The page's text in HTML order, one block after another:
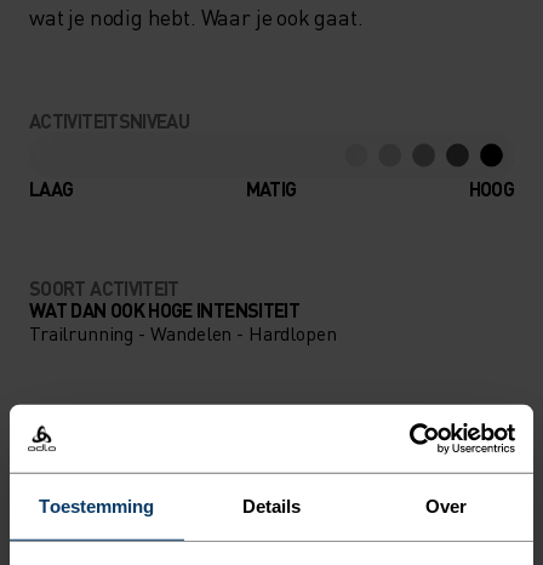
Toestemming Details Over
wat je nodig hebt. Waar je ook gaat.
ACTIVITEITSNIVEAU
LAAG MATIG HOOG
SOORT ACTIVITEIT
WAT DAN OOK HOGE INTENSITEIT
Trailrunning - Wandelen - Hardlopen
MATERIAAL
POLYAMIDE
Polyamide wordt ook wel nylon genoemd en is een
geweldig materiaal voor sportkleding. Het is stevig, licht
zit zijn zacht, sterk en bestand tegen slijtage.